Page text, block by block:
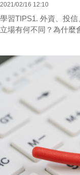
2021/02/16 12:10
學習TIPS1. 外資、投
立場有何不同？為什麼